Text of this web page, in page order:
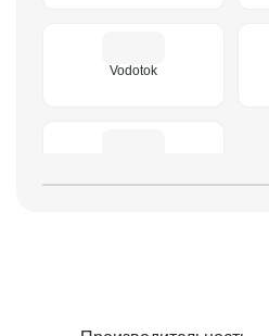
Vodotok